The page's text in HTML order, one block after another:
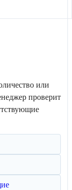
или
проверит